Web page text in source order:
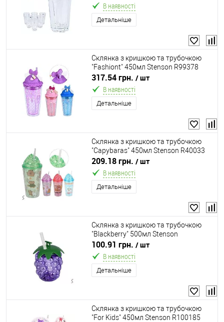
В наявності
Детальніше
Склянка з кришкою та трубочкою
"Fashiont" 450мл Stenson R99378
317.54 грн. / шт
В наявності
Детальніше
Склянка з кришкою та трубочкою
"Capybaras" 450мл Stenson R40033
209.18 грн. / шт
В наявності
Детальніше
Склянка з кришкою та трубочкою
"Blackberry" 500мл Stenson
R101012/R38212
100.91 грн. / шт
В наявності
Детальніше
Склянка з кришкою та трубочкою
"For Kids" 450мл Stenson R100185